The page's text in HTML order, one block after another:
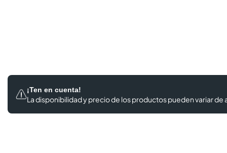
¡Ten en cuenta!
La disponibilidad y precio de los productospueden variar de